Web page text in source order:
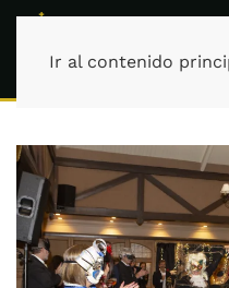
Ir al contenido